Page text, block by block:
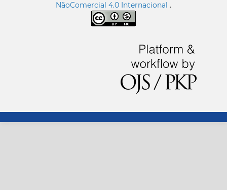
NãoComercial 4.0 Internacional .